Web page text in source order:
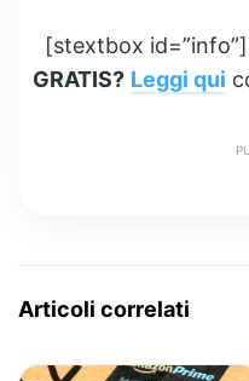
[stextbox id=”info”]
GRATIS? Leggi qui
Articoli correlati